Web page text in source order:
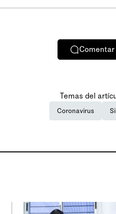
Comentar
Temas del
Coronavirus